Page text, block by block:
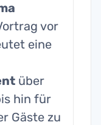
vor
eine
über
hin für
Gäste zu